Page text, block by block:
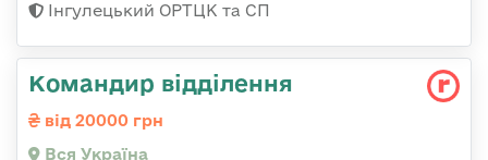
Інгулецький ОРТЦК та СП
Командир відділення
від 20000 грн
Вся Україна